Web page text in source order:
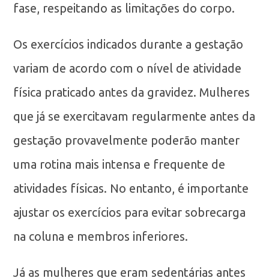
fase, respeitando as limitações do corpo.
Os exercícios indicados durante a gestação
variam de acordo com o nível de atividade
física praticado antes da gravidez. Mulheres
que já se exercitavam regularmente antes da
gestação provavelmente poderão manter
uma rotina mais intensa e frequente de
atividades físicas. No entanto, é importante
ajustar os exercícios para evitar sobrecarga
na coluna e membros inferiores.
Já as mulheres que eram sedentárias antes